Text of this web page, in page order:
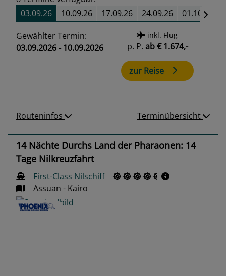
03.09.26
10.09.26 17.09.26 24.09.26 01.10.26
Gewählter Termin:
03.09.2026 - 10.09.2026
inkl. Flug
p. P. ab€ 1.674,-
zur Reise
Routeninfos Terminübersicht
14 Nächte Durchs Land der Pharaonen: 14
Tage Nilkreuzfahrt
First-Class Nilschiff
Assuan - Kairo